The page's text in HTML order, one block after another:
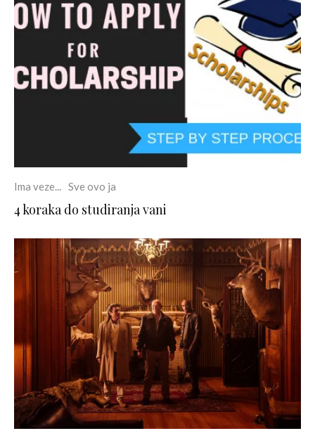
Ima veze... Sve ovo ja
4 koraka do studiranja vani